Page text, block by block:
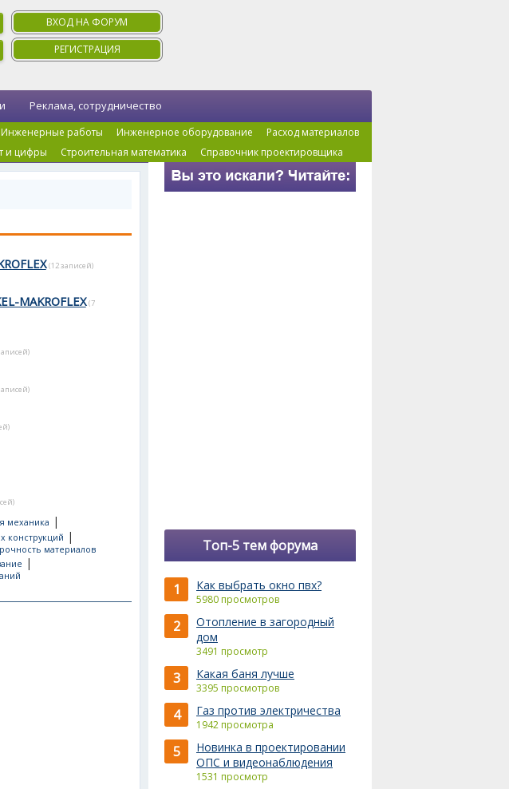
ВХОД НА ФОРУМ
РЕГИСТРАЦИЯ
Инженерные работы Инженерное оборудование
Расход материалов
и цифры Строительная математика Справочник проектировщика
Реклама, сотрудничество
(12 записей)
MAKROFLEX (7
механика |
конструкций |
материалов
|
Топ-5 тем форума
1 Как выбрать окно пвх?
5980 просмотров
2
Отопление в загородный
дом
3491 просмотр
3 Какая баня лучше
3395 просмотров
4 Газ против электричества
1942 просмотра
5
Новинка в проектировании
ОПС и видеонаблюдения
1531 просмотр